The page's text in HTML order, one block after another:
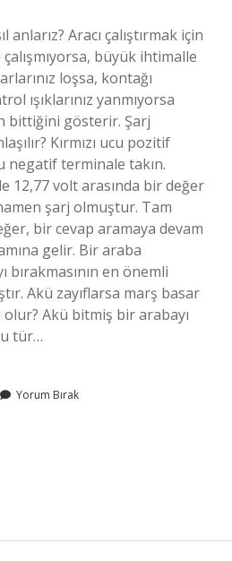
anlarız? Aracı çalıştırmak için
büyük ihtimalle
loşsa, kontağı
ışıklarınız yanmıyorsa
bittiğini gösterir. Şarj
Kırmızı ucu pozitif
negatif terminale takın.
12,77 volt arasında bir değer
şarj olmuştur. Tam
bir cevap aramaya devam
gelir. Bir araba
en önemli
Akü zayıflarsa marş basar
olur? Akü bitmiş bir arabayı
tür…
Yorum Bırak